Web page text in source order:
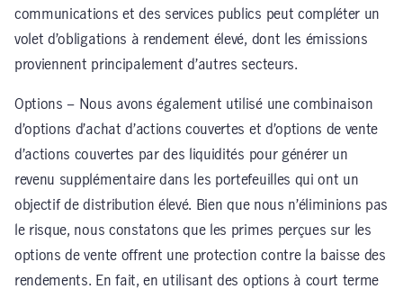
communications et des services publics peut compléter un
volet d’obligations à rendement élevé, dont les émissions
proviennent principalement d’autres secteurs.
Options – Nous avons également utilisé une combinaison
d’options d’achat d’actions couvertes et d’options de vente
d’actions couvertes par des liquidités pour générer un
revenu supplémentaire dans les portefeuilles qui ont un
objectif de distribution élevé. Bien que nous n’éliminions pas
le risque, nous constatons que les primes perçues sur les
options de vente offrent une protection contre la baisse des
rendements. En fait, en utilisant des options à court terme